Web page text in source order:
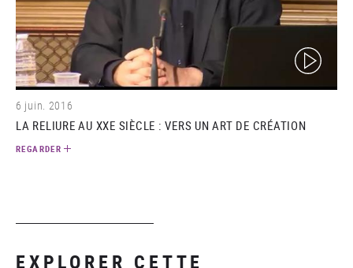
(video)
6 juin. 2016
LA RELIURE AU XXE SIÈCLE : VERS UN ART DE CRÉATION
REGARDER
EXPLORER CETTE